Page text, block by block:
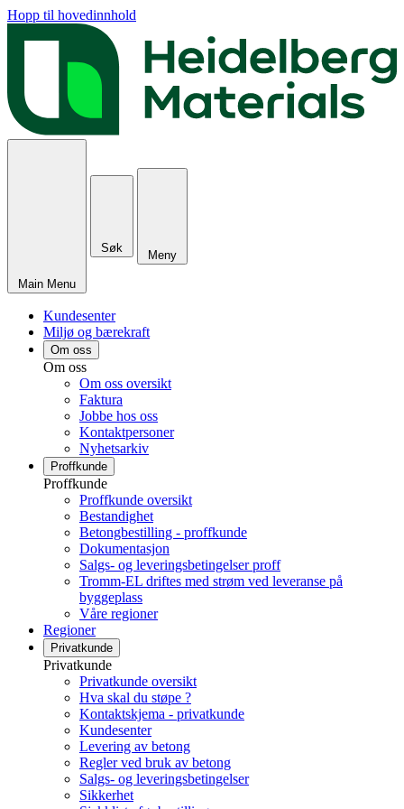
Hopp til hovedinnhold
Main Menu
Søk
Meny
Kundesenter
Miljø og bærekraft
Om oss
Om oss
Om oss oversikt
Faktura
Jobbe hos oss
Kontaktpersoner
Nyhetsarkiv
Proffkunde
Proffkunde
Proffkunde oversikt
Bestandighet
Betongbestilling - proffkunde
Dokumentasjon
Salgs- og leveringsbetingelser proff
Tromm-EL driftes med strøm ved leveranse på
byggeplass
Våre regioner
Regioner
Privatkunde
Privatkunde
Privatkunde oversikt
Hva skal du støpe ?
Kontaktskjema - privatkunde
Kundesenter
Levering av betong
Regler ved bruk av betong
Salgs- og leveringsbetingelser
Sikkerhet